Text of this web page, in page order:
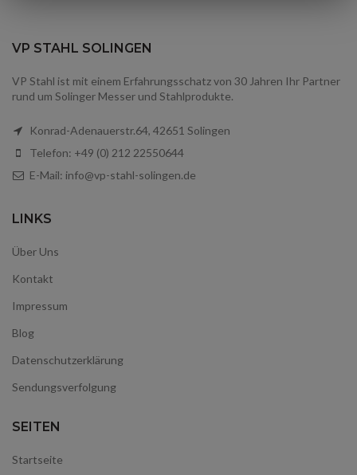
VP STAHL SOLINGEN
VP Stahl ist mit einem Erfahrungsschatz von 30 Jahren Ihr Partner
rund um Solinger Messer und Stahlprodukte.
Konrad-Adenauerstr.64, 42651 Solingen
Telefon: +49 (0) 212 22550644
E-Mail: info@vp-stahl-solingen.de
LINKS
Über Uns
Kontakt
Impressum
Blog
Datenschutzerklärung
Sendungsverfolgung
SEITEN
Startseite